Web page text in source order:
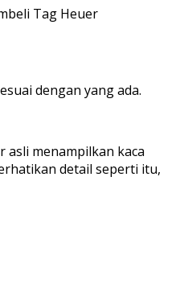
Tag Heuer
dengan yang ada.
asli menampilkan kaca
detail seperti itu,